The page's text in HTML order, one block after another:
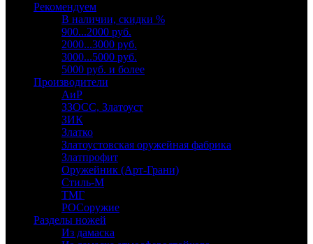
Рекомендуем
В наличии, скидки %
900...2000 руб.
2000...3000 руб.
3000...5000 руб.
5000 руб. и более
Производители
АиР
ЗЗОСС, Златоуст
ЗИК
Златко
Златоустовская оружейная фабрика
Златпрофит
Оружейник (Арт-Грани)
Стиль-М
ТМГ
РОСоружие
Разделы ножей
Из дамаска